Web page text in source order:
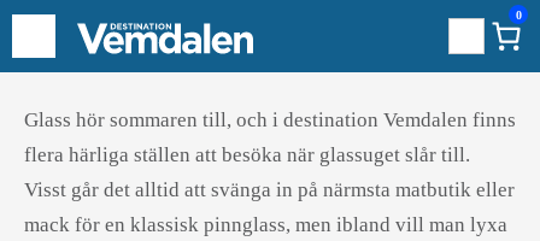
0
Glass hör sommaren till, och i destination Vemdalen finns
flera härliga ställen att besöka när glassuget slår till.
Visst går det alltid att svänga in på närmsta matbutik eller
mack för en klassisk pinnglass, men ibland vill man lyxa